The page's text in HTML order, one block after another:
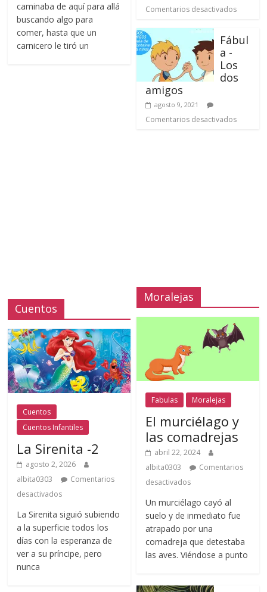
caminaba de aquí para allá
buscando algo para
comer, hasta que un
carnicero le tiró un
Comentarios desactivados
Fábul
a -
Los
dos
amigos
agosto 9, 2021
Comentarios desactivados
Cuentos
Cuentos
Cuentos Infantiles
La Sirenita -2
agosto 2, 2026
albita0303
Comentarios
desactivados
La Sirenita siguió subiendo
a la superficie todos los
días con la esperanza de
ver a su príncipe, pero
nunca
Moralejas
Fabulas Moralejas
El murciélago y
las comadrejas
abril 22, 2024
albita0303
Comentarios
desactivados
Un murciélago cayó al
suelo y de inmediato fue
atrapado por una
comadreja que detestaba
las aves. Viéndose a punto